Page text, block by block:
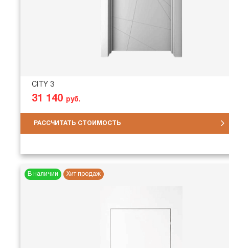
CITY 3
31 140 руб.
РАССЧИТАТЬ СТОИМОСТЬ
В наличии Хит продаж